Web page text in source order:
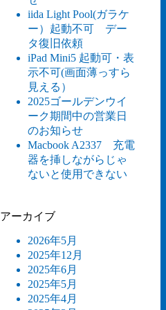
iida Light Pool(ガラケ
ー）起動不可 デー
タ復旧依頼
iPad Mini5 起動可・表
示不可(画面薄っすら
見える）
2025ゴールデンウイ
ーク期間中の営業日
のお知らせ
Macbook A2337 充電
器を挿しながらじゃ
ないと使用できない
アーカイブ
2026年5月
2025年12月
2025年6月
2025年5月
2025年4月